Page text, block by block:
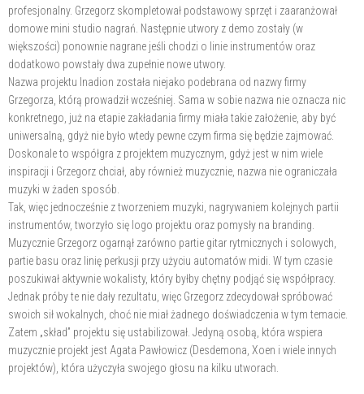
profesjonalny. Grzegorz skompletował podstawowy sprzęt i zaaranżował
domowe mini studio nagrań. Następnie utwory z demo zostały (w
większości) ponownie nagrane jeśli chodzi o linie instrumentów oraz
dodatkowo powstały dwa zupełnie nowe utwory.
Nazwa projektu Inadion została niejako podebrana od nazwy firmy
Grzegorza, którą prowadził wcześniej. Sama w sobie nazwa nie oznacza nic
konkretnego, już na etapie zakładania firmy miała takie założenie, aby być
uniwersalną, gdyż nie było wtedy pewne czym firma się będzie zajmować.
Doskonale to współgra z projektem muzycznym, gdyż jest w nim wiele
inspiracji i Grzegorz chciał, aby również muzycznie, nazwa nie ograniczała
muzyki w żaden sposób.
Tak, więc jednocześnie z tworzeniem muzyki, nagrywaniem kolejnych partii
instrumentów, tworzyło się logo projektu oraz pomysły na branding.
Muzycznie Grzegorz ogarnął zarówno partie gitar rytmicznych i solowych,
partie basu oraz linię perkusji przy użyciu automatów midi. W tym czasie
poszukiwał aktywnie wokalisty, który byłby chętny podjąć się współpracy.
Jednak próby te nie dały rezultatu, więc Grzegorz zdecydował spróbować
swoich sił wokalnych, choć nie miał żadnego doświadczenia w tym temacie.
Zatem „skład” projektu się ustabilizował. Jedyną osobą, która wspiera
muzycznie projekt jest Agata Pawłowicz (Desdemona, Xoen i wiele innych
projektów), która użyczyła swojego głosu na kilku utworach.